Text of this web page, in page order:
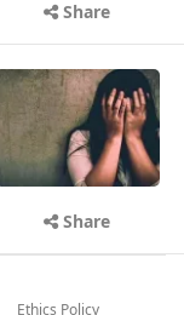
Share
Share
Ethics Policy